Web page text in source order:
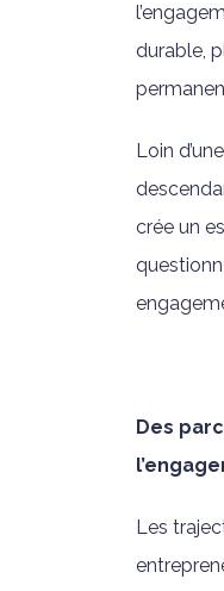
durable,
Loin
crée un
Des
Les